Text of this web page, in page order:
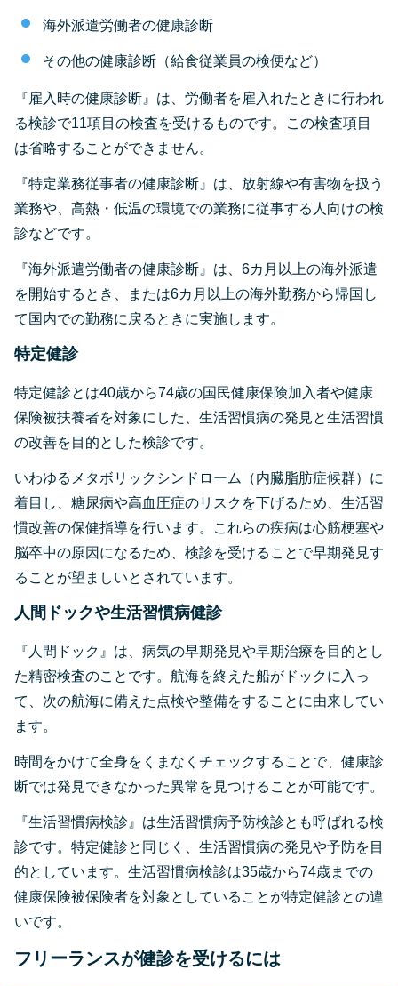
海外派遣労働者の健康診断
その他の健康診断（給食従業員の検便など）
『雇入時の健康診断』は、労働者を雇入れたときに行われ
る検診で11項目の検査を受けるものです。この検査項目
は省略することができません。
『特定業務従事者の健康診断』は、放射線や有害物を扱う
業務や、高熱・低温の環境での業務に従事する人向けの検
診などです。
『海外派遣労働者の健康診断』は、6カ月以上の海外派遣
を開始するとき、または6カ月以上の海外勤務から帰国し
て国内での勤務に戻るときに実施します。
特定健診
特定健診とは40歳から74歳の国民健康保険加入者や健康
保険被扶養者を対象にした、生活習慣病の発見と生活習慣
の改善を目的とした検診です。
いわゆるメタボリックシンドローム（内臓脂肪症候群）に
着目し、糖尿病や高血圧症のリスクを下げるため、生活習
慣改善の保健指導を行います。これらの疾病は心筋梗塞や
脳卒中の原因になるため、検診を受けることで早期発見す
ることが望ましいとされています。
人間ドックや生活習慣病健診
『人間ドック』は、病気の早期発見や早期治療を目的とし
た精密検査のことです。航海を終えた船がドックに入っ
て、次の航海に備えた点検や整備をすることに由来してい
ます。
時間をかけて全身をくまなくチェックすることで、健康診
断では発見できなかった異常を見つけることが可能です。
『生活習慣病検診』は生活習慣病予防検診とも呼ばれる検
診です。特定健診と同じく、生活習慣病の発見や予防を目
的としています。生活習慣病検診は35歳から74歳までの
健康保険被保険者を対象としていることが特定健診との違
いです。
フリーランスが健診を受けるには